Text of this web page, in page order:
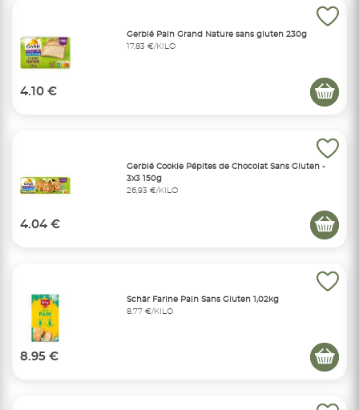
Gerblé Pain Grand Nature sans gluten 230g
17,83 €/KILO
4.10 €
Gerblé Cookie Pépites de Chocolat Sans Gluten -
3x3 150g
26,93 €/KILO
4.04 €
Schär Farine Pain Sans Gluten 1,02kg
8,77 €/KILO
8.95 €